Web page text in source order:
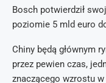
Bosch potwierdził
poziomie 5 mld euro
Chiny będą głównym
przez pewien czas,
znaczącego wzrostu w